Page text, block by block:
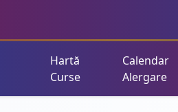
Hartă
Curse
Calendar
Alergare